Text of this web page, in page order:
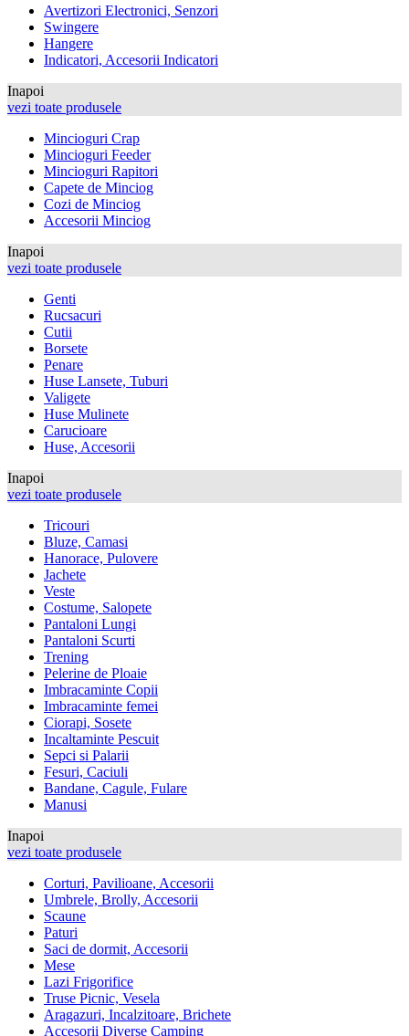
Avertizori Electronici, Senzori
Swingere
Hangere
Indicatori, Accesorii Indicatori
Inapoi
vezi toate produsele
Mincioguri Crap
Mincioguri Feeder
Mincioguri Rapitori
Capete de Minciog
Cozi de Minciog
Accesorii Minciog
Inapoi
vezi toate produsele
Genti
Rucsacuri
Cutii
Borsete
Penare
Huse Lansete, Tuburi
Valigete
Huse Mulinete
Carucioare
Huse, Accesorii
Inapoi
vezi toate produsele
Tricouri
Bluze, Camasi
Hanorace, Pulovere
Jachete
Veste
Costume, Salopete
Pantaloni Lungi
Pantaloni Scurti
Trening
Pelerine de Ploaie
Imbracaminte Copii
Imbracaminte femei
Ciorapi, Sosete
Incaltaminte Pescuit
Sepci si Palarii
Fesuri, Caciuli
Bandane, Cagule, Fulare
Manusi
Inapoi
vezi toate produsele
Corturi, Pavilioane, Accesorii
Umbrele, Brolly, Accesorii
Scaune
Paturi
Saci de dormit, Accesorii
Mese
Lazi Frigorifice
Truse Picnic, Vesela
Aragazuri, Incalzitoare, Brichete
Accesorii Diverse Camping